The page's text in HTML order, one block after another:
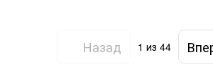
Назад 1 из 44